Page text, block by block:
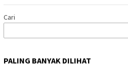
Cari
PALING BANYAK DILIHAT